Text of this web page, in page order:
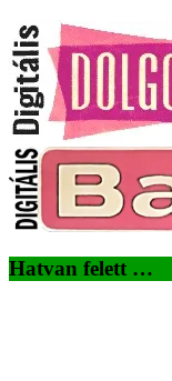
Hatvan felett …